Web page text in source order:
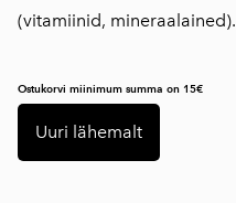
(vitamiinid, mineraalained).
Ostukorvi miinimum summa on 15€
Uuri lähemalt